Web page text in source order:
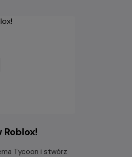
Roblox!
Tycoon i stwórz